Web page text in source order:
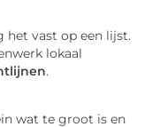
het vast op een lijst.
lokaal
.
wat te groot is en